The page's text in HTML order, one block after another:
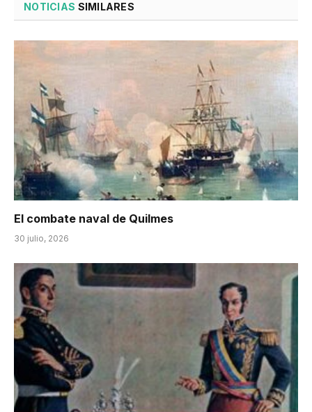
NOTICIAS SIMILARES
El combate naval de Quilmes
30 julio, 2026